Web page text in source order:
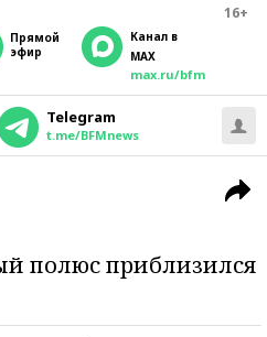
16+
прямой
эфир
Канал в
MAX
max.ru/bfm
Telegram
t.me/BFMnews
полюс приблизился